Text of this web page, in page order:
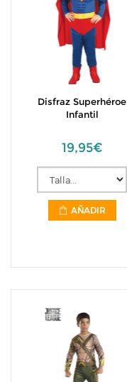
Disfraz Superhéroe
Infantil
19,95€
AÑADIR